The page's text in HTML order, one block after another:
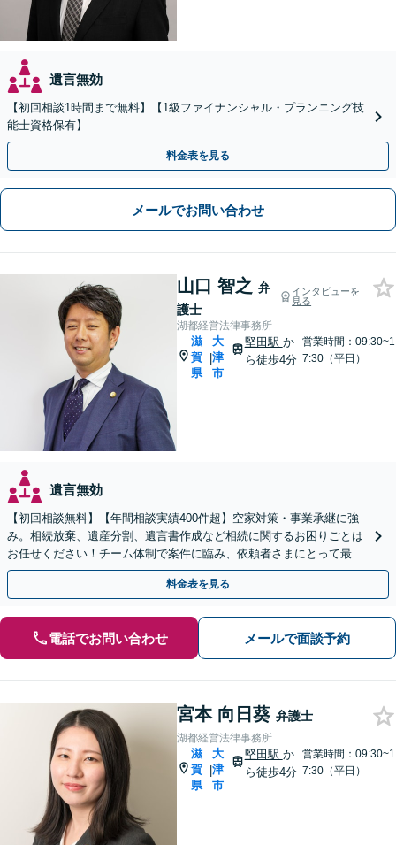
遺言無効
【初回相談1時間まで無料】【1級ファイナンシャル・プランニング技
能士資格保有】
料金表を見る
メールでお問い合わせ
山口 智之 弁
護士
インタビューを
見る
湖都経営法律事務所
滋
賀
県
|
大
津
市
堅田駅 か
ら徒歩4分
営業時間：09:30~1
7:30（平日）
遺言無効
【初回相談無料】【年間相談実績400件超】空家対策・事業承継に強
み。相続放棄、遺産分割、遺言書作成など相続に関するお困りごとは
お任せください！チーム体制で案件に臨み、依頼者さまにとって最善
の解決を目指します【堅田駅4分】【無料駐車場あり】
料金表を見る
電話でお問い合わせ メールで面談予約
宮本 向日葵 弁護士
湖都経営法律事務所
滋
賀
県
|
大
津
市
堅田駅 か
ら徒歩4分
営業時間：09:30~1
7:30（平日）